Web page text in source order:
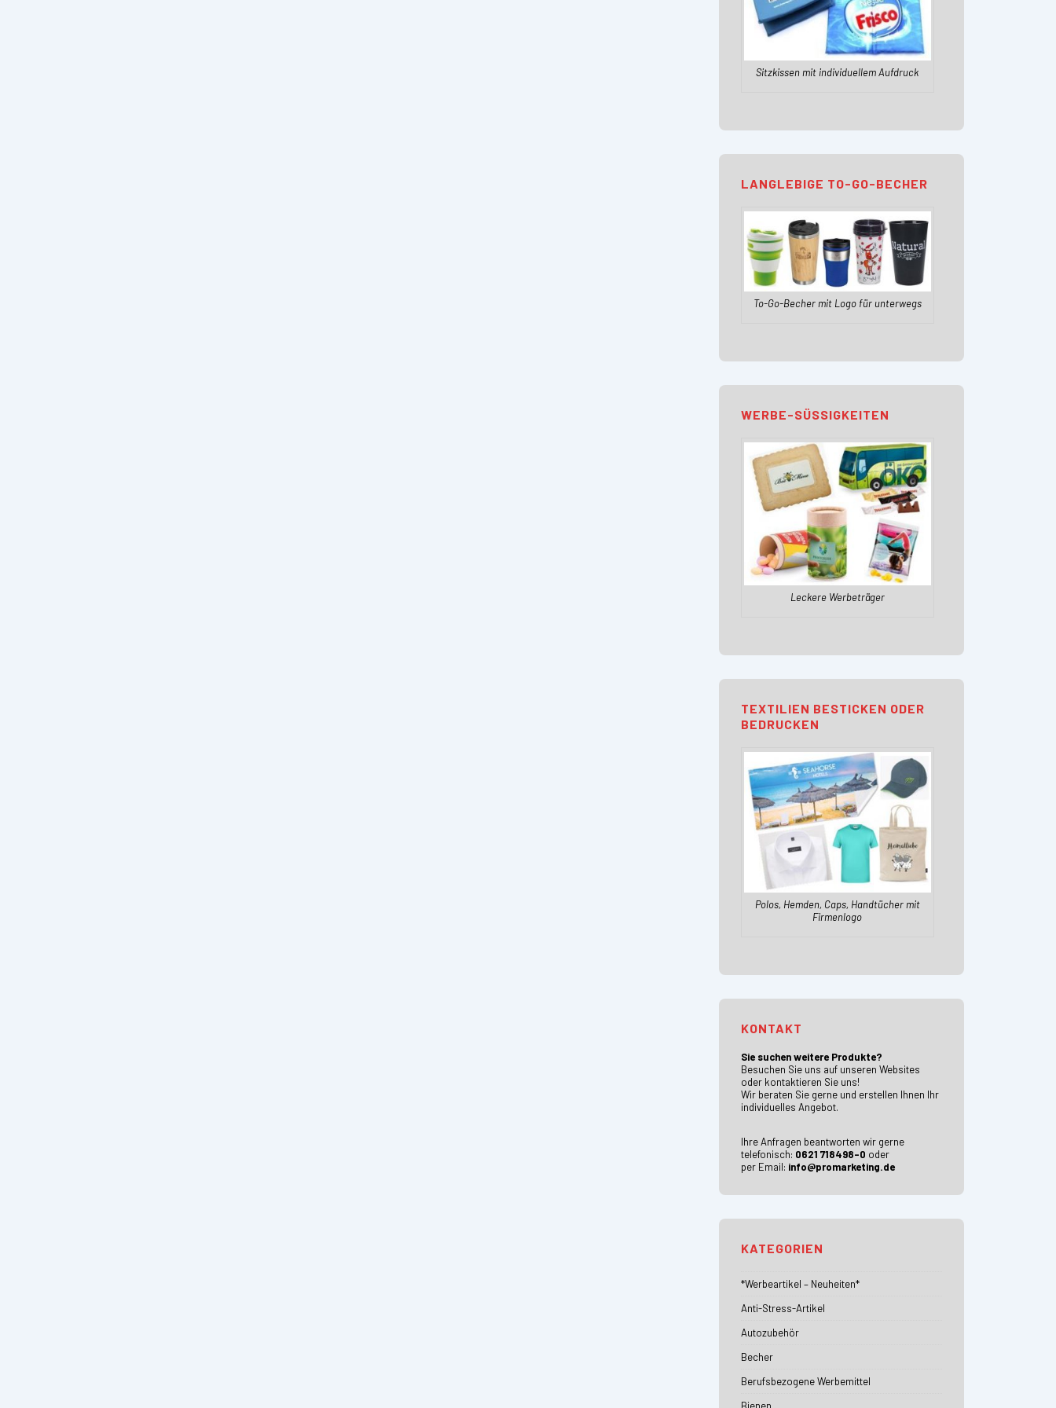
Sitzkissen mit individuellem Aufdruck
LANGLEBIGE TO-GO-BECHER
To-Go-Becher mit Logo für unterwegs
WERBE-SÜSSIGKEITEN
Leckere Werbeträger
TEXTILIEN BESTICKEN ODER
BEDRUCKEN
Polos, Hemden, Caps, Handtücher mit
Firmenlogo
KONTAKT
Sie suchen weitere Produkte?
Besuchen Sie uns auf unseren Websites
oder kontaktieren Sie uns!
Wir beraten Sie gerne und erstellen Ihnen Ihr
individuelles Angebot.
Ihre Anfragen beantworten wir gerne
telefonisch: 0621 718498-0 oder
per Email: info@promarketing.de
KATEGORIEN
*Werbeartikel – Neuheiten*
Anti-Stress-Artikel
Autozubehör
Becher
Berufsbezogene Werbemittel